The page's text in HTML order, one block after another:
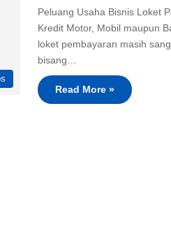
Peluang Usaha Bisnis Loket
Kredit Motor, Mobil maupun
loket pembayaran masih
bisang…
Read More »